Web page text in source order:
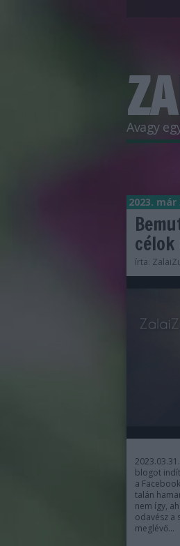
Avagy
Címkék
2023. már
célok
írta:
blogot
a
talán
nem így,
odavész a
meglévő…